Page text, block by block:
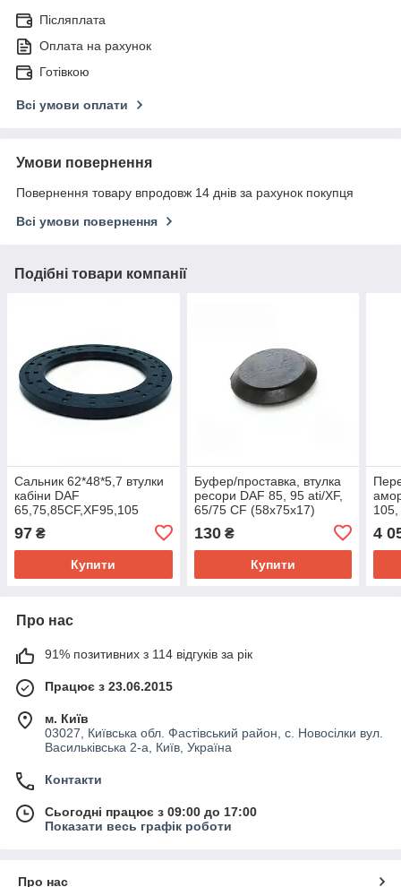
Післяплата
Оплата на рахунок
Готівкою
Всі умови оплати
Умови повернення
Повернення товару впродовж 14 днів за рахунок покупця
Всі умови повернення
Подібні товари компанії
Сальник 62*48*5,7 втулки
кабіни DAF
65,75,85CF,XF95,105
97 ₴
Купити
Буфер/проставка, втулка
ресори DAF 85, 95 ati/XF,
65/75 CF (58х75х17)
вантажівка
130₴
Купити
105,
4
Про нас
91% позитивних з 114 відгуків за рік
Працює з 23.06.2015
м. Київ
03027, Київська обл. Фастівський район, с. Новосілки вул.
Васильківська 2-а, Київ, Україна
Контакти
Сьогодні працює з 09:00 до 17:00
Показати весь графік роботи
Про нас